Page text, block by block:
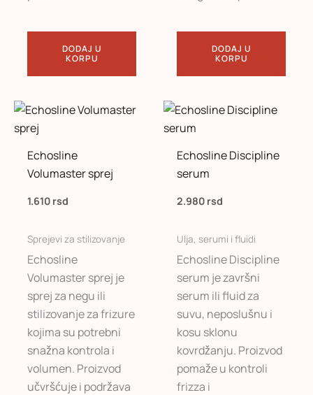
DODAJ U
KORPU
DODAJ U
KORPU
Echosline
Volumaster sprej
1.610 rsd
Sprejevi za stilizovanje
Echosline
Volumaster sprej je
sprej za negu ili
stilizovanje za frizure
kojima su potrebni
snažna kontrola i
volumen. Proizvod
učvršćuje i podržava
Echosline Discipline
serum
2.980 rsd
Ulja, serumi i fluidi
Echosline Discipline
serum je završni
serum ili fluid za
suvu, neposlušnu i
kosu sklonu
kovrdžanju. Proizvod
pomaže u kontroli
frizza i